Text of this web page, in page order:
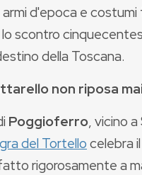
d'epoca e costumi
scontro
della Toscana.
non riposa
Poggioferro, vicino
del Tortellocelebra
rigorosamente a